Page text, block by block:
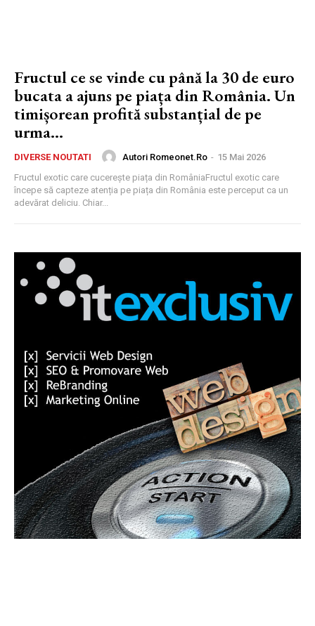
Fructul ce se vinde cu până la 30 de euro
bucata a ajuns pe piața din România. Un
timișorean profită substanțial de pe
urma...
DIVERSE NOUTATI Autori Romeonet.ro - 15 Mai 2026
Fructul exotic care cucerește piața din RomâniaFructul exotic care
începe să capteze atenția pe piața din România este perceput ca un
adevărat deliciu. Chiar...